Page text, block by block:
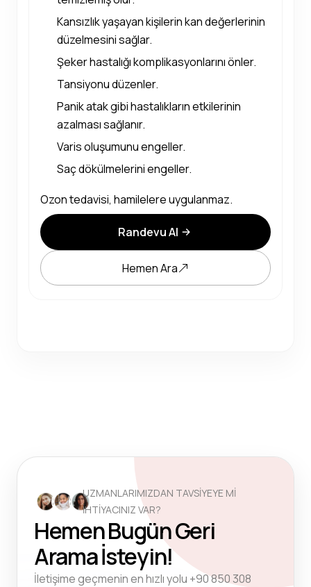
Kansızlık yaşayan kişilerin kan değerlerinin
düzelmesini sağlar.
Şeker hastalığı komplikasyonlarını önler.
Tansiyonu düzenler.
Panik atak gibi hastalıkların etkilerinin
azalması sağlanır.
Varis oluşumunu engeller.
Saç dökülmelerini engeller.
Ozon tedavisi, hamilelere uygulanmaz.
Randevu Al
Hemen Ara
UZMANLARIMIZDAN TAVSİYEYE Mİ
İHTİYACINIZ VAR?
Hemen Bugün Geri
Arama İsteyin!
İletişime geçmenin en hızlı yolu +90 850 308